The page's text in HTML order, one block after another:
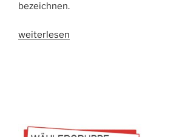
bezeichnen.
„Bienenfutterautomat:
weiterlesen